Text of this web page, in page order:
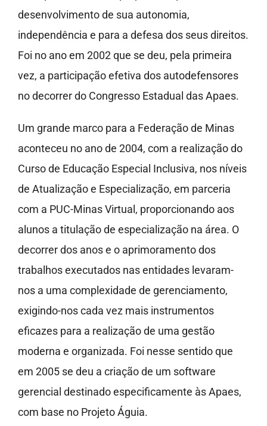
desenvolvimento de sua autonomia,
independência e para a defesa dos seus direitos.
Foi no ano em 2002 que se deu, pela primeira
vez, a participação efetiva dos autodefensores
no decorrer do Congresso Estadual das Apaes.
Um grande marco para a Federação de Minas
aconteceu no ano de 2004, com a realização do
Curso de Educação Especial Inclusiva, nos níveis
de Atualização e Especialização, em parceria
com a PUC-Minas Virtual, proporcionando aos
alunos a titulação de especialização na área. O
decorrer dos anos e o aprimoramento dos
trabalhos executados nas entidades levaram-
nos a uma complexidade de gerenciamento,
exigindo-nos cada vez mais instrumentos
eficazes para a realização de uma gestão
moderna e organizada. Foi nesse sentido que
em 2005 se deu a criação de um software
gerencial destinado especificamente às Apaes,
com base no Projeto Águia.